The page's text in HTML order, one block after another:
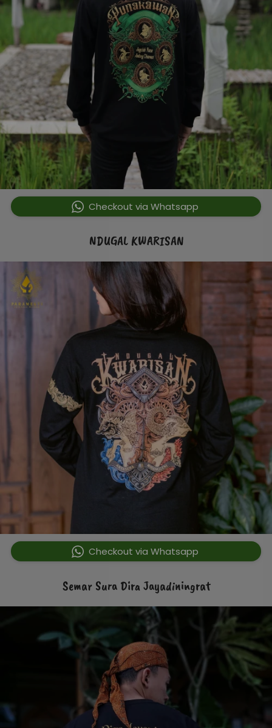
` Checkout via Whatsapp
NDUGAL KWARISAN
` Checkout via Whatsapp
Semar Sura Dira Jayadiningrat